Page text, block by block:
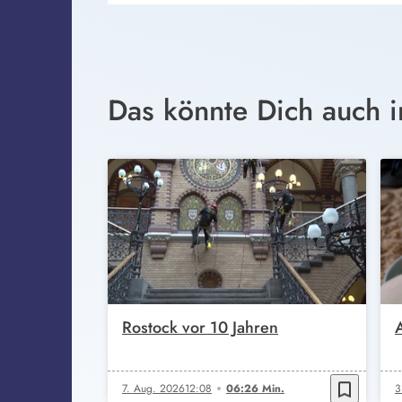
Das könnte Dich auch
Rostock vor 10 Jahren
7. Aug. 202612:08 06:26 Min. bookmark_border